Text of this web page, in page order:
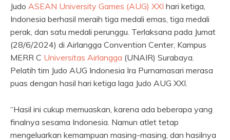
Judo ASEAN University Games (AUG) XXI hari ketiga,
Indonesia berhasil meraih tiga medali emas, tiga medali
perak, dan satu medali perunggu. Terlaksana pada Jumat
(28/6/2024) di Airlangga Convention Center, Kampus
MERR C Universitas Airlangga (UNAIR) Surabaya.
Pelatih tim Judo AUG Indonesia Ira Purnamasari merasa
puas dengan hasil hari ketiga laga Judo AUG XXI.
“Hasil ini cukup memuaskan, karena ada beberapa yang
finalnya sesama Indonesia. Namun atlet tetap
mengeluarkan kemampuan masing-masing, dan hasilnya